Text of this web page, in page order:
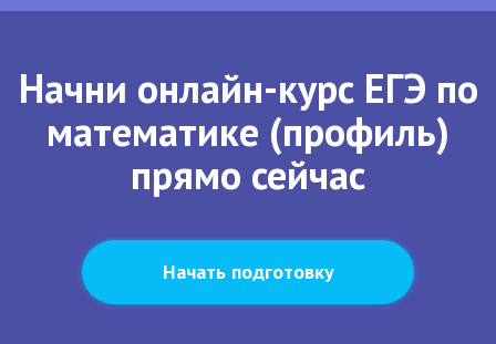
Начни онлайн-курс ЕГЭ по
математике (профиль)
прямо сейчас
Начать подготовку